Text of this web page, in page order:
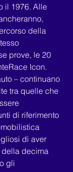
il 1976. Alle
della
prove, le 20
Icon.
– continuano
tra quelle che
di riferimento
di aver
decima
gli